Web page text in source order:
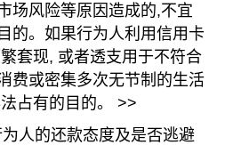
场风险等原因造成的,不宜
的。如果行为人利用信用卡
套现, 或者透支用于不符合
费或密集多次无节制的生活
占有的目的。 >>
人的还款态度及是否逃避